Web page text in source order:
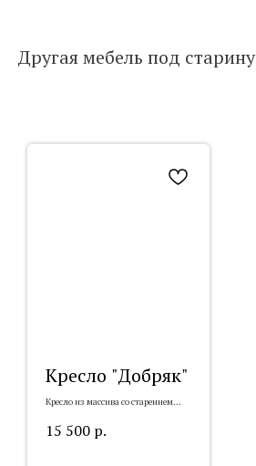
Другая мебель под старину
Кресло "Добряк"
Кресло из массива со старением
15 500 р.